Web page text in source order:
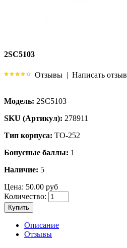
2SC5103
Отзывы | Написать отзыв
Модель: 2SC5103
SKU (Артикул): 278911
Тип корпуса: TO-252
Бонусные баллы: 1
Наличие: 5
Цена: 50.00 руб
Количество:
Купить
Описание
Отзывы